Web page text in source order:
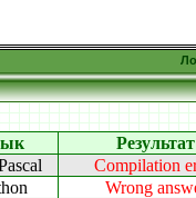
Результат
Compilation
Wrong